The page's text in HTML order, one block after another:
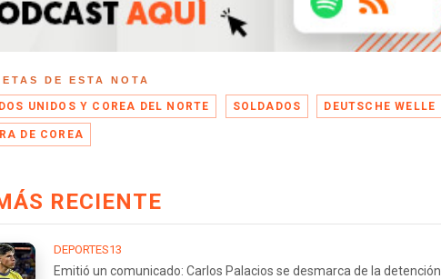
DE ESTA NOTA
UNIDOS Y COREA DEL NORTE SOLDADOS DEUTSCHE WELLE
DE COREA
RECIENTE
DEPORTES13
Emitió un comunicado: Carlos Palacios se desmarca de la detención